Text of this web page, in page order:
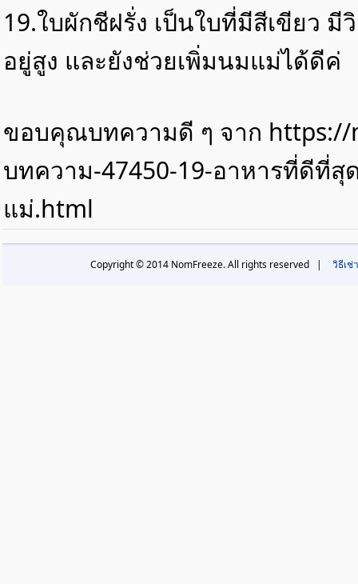
19.ใบผักชีฝรั่ง เป็นใบที่มีสีเขียว มี
อยู่สูง และยังช่วยเพิ่มนมแม่ได้ดีค่
ขอบคุณบทความดี ๆ จาก https://
บทความ-47450-19-อาหารที่ดีที่สุ
แม่.html
Copyright © 2014 NomFreeze. All rights reserved | วิธีเช่